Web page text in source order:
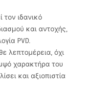
τον ιδανικό
και αντοχής,
PVD.
λεπτομέρεια, όχι
χαρακτήρα του
και αξιοπιστία